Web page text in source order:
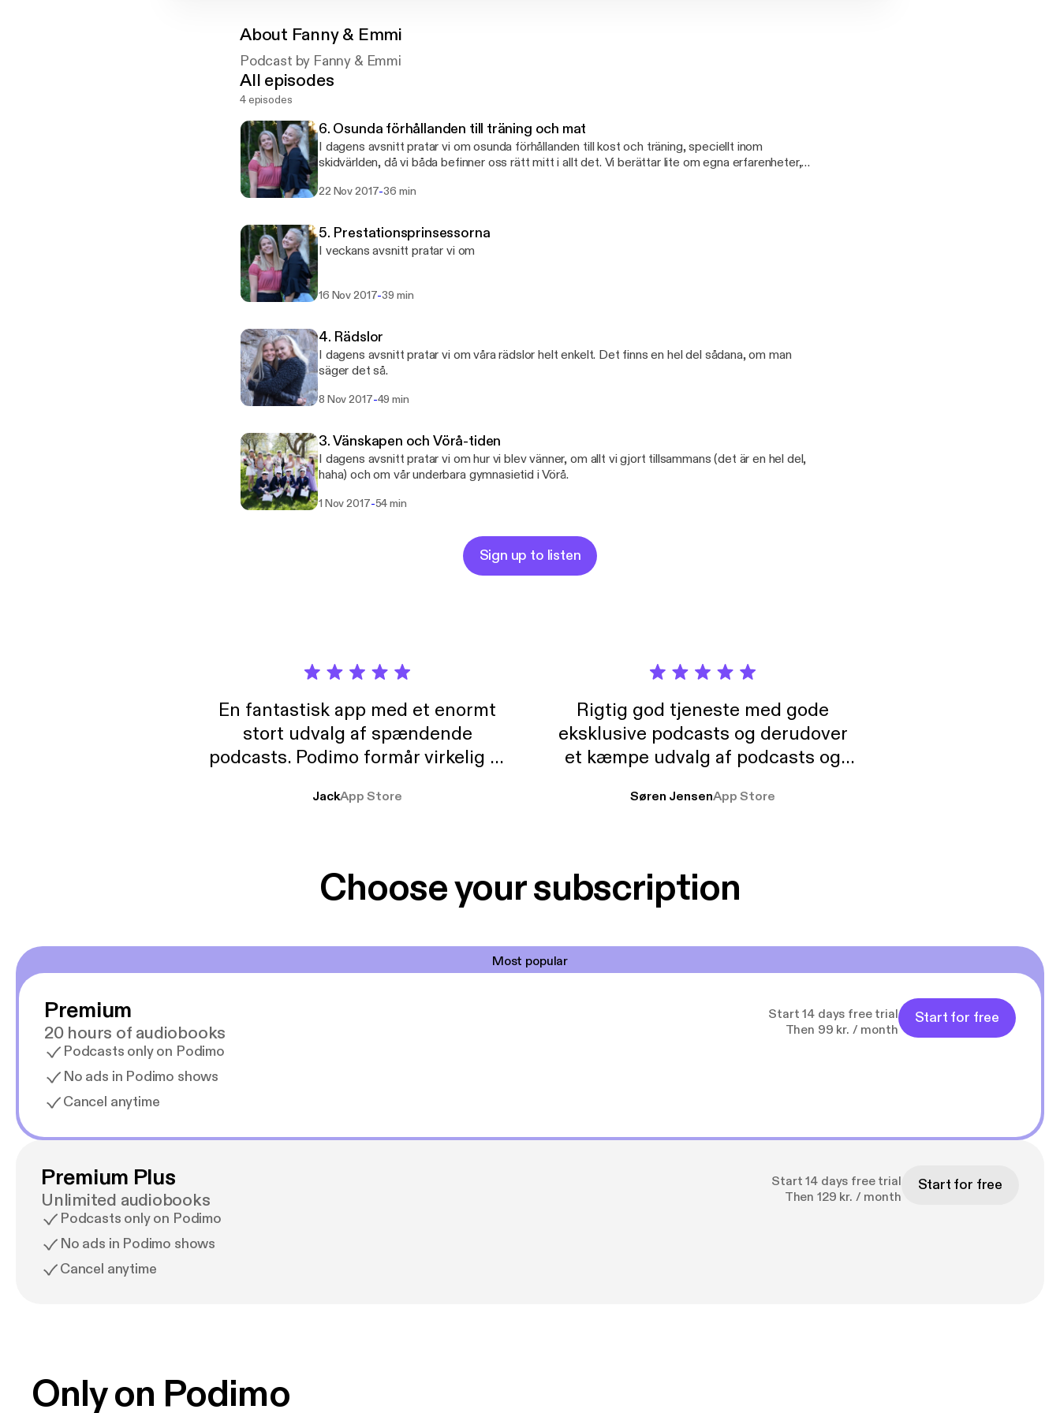
About Fanny & Emmi
Podcast by Fanny & Emmi
All episodes
4 episodes
6. Osunda förhållanden till träning och mat
I dagens avsnitt pratar vi om osunda förhållanden till kost och träning, speciellt inom
skidvärlden, då vi båda befinner oss rätt mitt i allt det. Vi berättar lite om egna erfarenheter,
22 Nov 2017-36 min
5. Prestationsprinsessorna
I veckans avsnitt pratar vi om
16 Nov 2017-39 min
4. Rädslor
I dagens avsnitt pratar vi om våra rädslor helt enkelt. Det finns en hel del sådana, om man
säger det så.
8 Nov 2017-49 min
3. Vänskapen och Vörå-tiden
I dagens avsnitt pratar vi om hur vi blev vänner, om allt vi gjort tillsammans (det är en hel del,
haha) och om vår underbara gymnasietid i Vörå.
1 Nov 2017-54 min
Sign up to listen
En fantastisk app med et enormt
stort udvalg af spændende
podcasts. Podimo formår virkelig at
mere svære emner. At der så også
JackApp Store
Rigtig god tjeneste med gode
eksklusive podcasts og derudover
et kæmpe udvalg af podcasts og
ikke andet så udelukkende pga
Søren JensenApp Store
Choose your subscription
Most popular
Premium
20 hours of audiobooks
Podcasts only on Podimo
No ads in Podimo shows
Cancel anytime
Start 14 days free trial
Then 99 kr. / month
Start for free
Premium Plus
Unlimited audiobooks
Podcasts only on Podimo
No ads in Podimo shows
Cancel anytime
Start 14 days free trial
Then 129 kr. / month
Start for free
Only on Podimo